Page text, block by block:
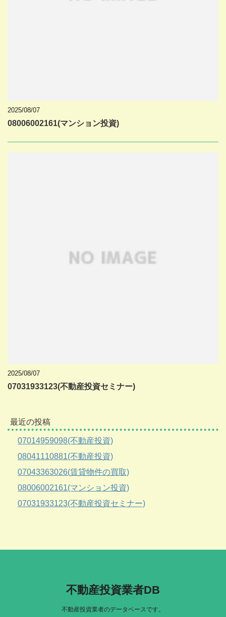
2025/08/07
08006002161(マンション投資)
2025/08/07
07031933123(不動産投資セミナー)
最近の投稿
07014959098(不動産投資)
08041110881(不動産投資)
07043363026(賃貸物件の買取)
08006002161(マンション投資)
07031933123(不動産投資セミナー)
不動産投資業者DB
不動産投資業者のデータベースです。